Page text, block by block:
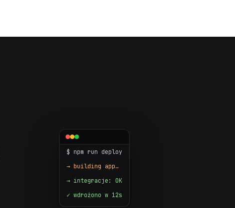
$ npm run deploy
→ building app…
→ integracje: OK